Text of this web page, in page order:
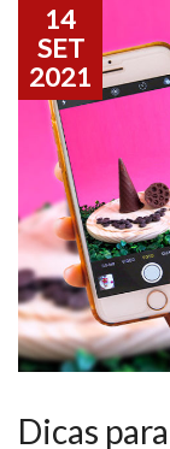
Dicas
14
SET
2021